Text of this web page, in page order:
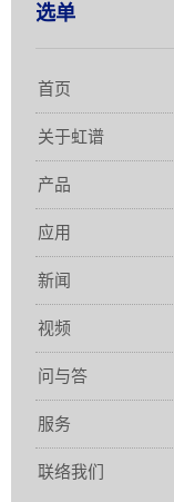
选单
首页
关于虹谱
产品
应用
新闻
视频
问与答
服务
联络我们